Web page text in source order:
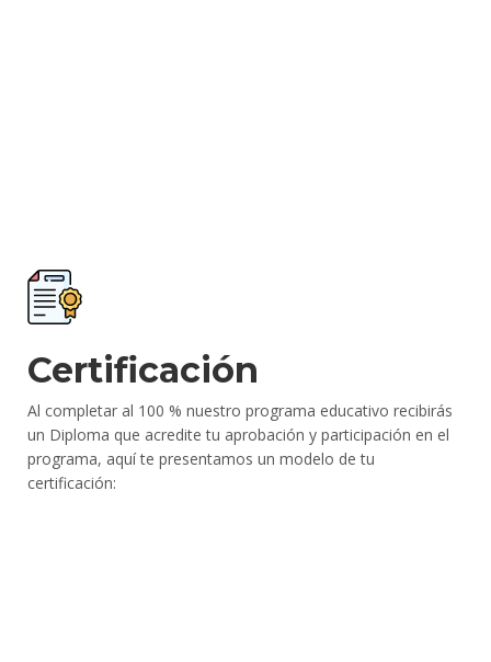
Certificación
Al completar al 100 % nuestro programa educativo recibirás
un Diploma que acredite tu aprobación y participación en el
programa, aquí te presentamos un modelo de tu
certificación: